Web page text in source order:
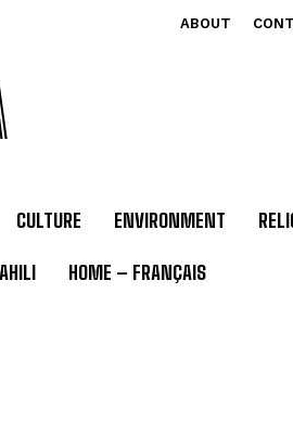
ABOUT
CULTURE ENVIRONMENT
HOME – FRANÇAIS